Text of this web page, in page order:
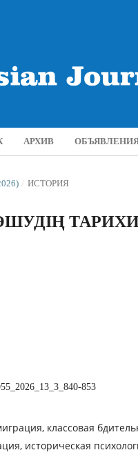
АРХИВ
/ ИСТОРИЯ
853
классовая
историческая